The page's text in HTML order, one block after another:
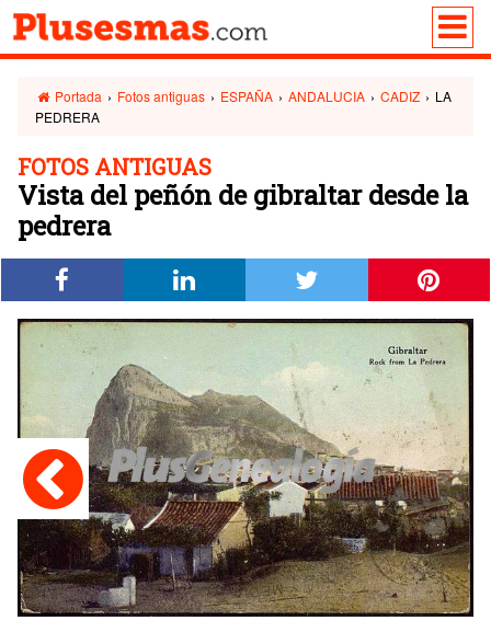
Portada › Fotos antiguas › ESPAÑA › ANDALUCIA › CADIZ › LA
PEDRERA
FOTOS ANTIGUAS
Vista del peñón de gibraltar desde la
pedrera